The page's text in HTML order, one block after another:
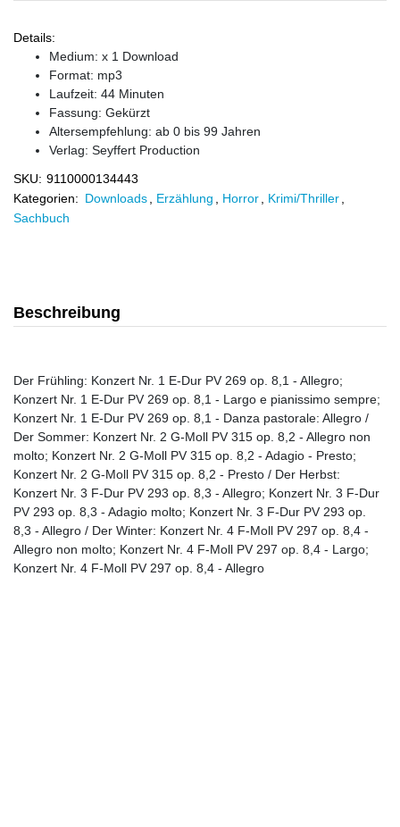
Details:
Medium: x 1 Download
Format: mp3
Laufzeit: 44 Minuten
Fassung: Gekürzt
Altersempfehlung: ab 0 bis 99 Jahren
Verlag: Seyffert Production
SKU: 9110000134443
Kategorien: Downloads Erzählung Horror Krimi/Thriller
Sachbuch
Beschreibung
Der Frühling: Konzert Nr. 1 E-Dur PV 269 op. 8,1 - Allegro;
Konzert Nr. 1 E-Dur PV 269 op. 8,1 - Largo e pianissimo sempre;
Konzert Nr. 1 E-Dur PV 269 op. 8,1 - Danza pastorale: Allegro /
Der Sommer: Konzert Nr. 2 G-Moll PV 315 op. 8,2 - Allegro non
molto; Konzert Nr. 2 G-Moll PV 315 op. 8,2 - Adagio - Presto;
Konzert Nr. 2 G-Moll PV 315 op. 8,2 - Presto / Der Herbst:
Konzert Nr. 3 F-Dur PV 293 op. 8,3 - Allegro; Konzert Nr. 3 F-Dur
PV 293 op. 8,3 - Adagio molto; Konzert Nr. 3 F-Dur PV 293 op.
8,3 - Allegro / Der Winter: Konzert Nr. 4 F-Moll PV 297 op. 8,4 -
Allegro non molto; Konzert Nr. 4 F-Moll PV 297 op. 8,4 - Largo;
Konzert Nr. 4 F-Moll PV 297 op. 8,4 - Allegro